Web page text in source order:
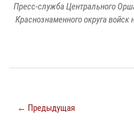
Пресс-служба Центрального
Краснознаменного округа
← Предыдущая